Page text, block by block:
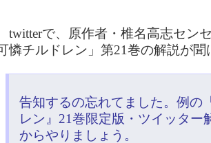
twitterで、原作者・椎名高志セン
憐チルドレン」第21巻の解説が
告知するの忘れてました。例の
レン』21巻限定版・ツイッター
からやりましょう。